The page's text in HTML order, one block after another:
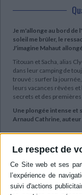
Le respect de
Je m'allonge au bord de
soleil me brûler, le
J'imagine Mahaut
Titouan et Sacha, alias
dans leur camping de
trouvé : surfer la
leurs vacances rêvées
secrets et des premières
Une plongée intense et
Arnaud Cathrine,
Sélections